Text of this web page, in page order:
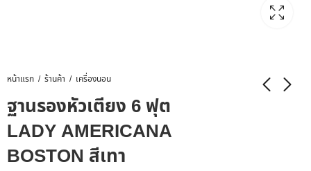
หน้าแรก ร้านค้า เครื่องนอน
ฐานรองหัวเตียง 6 ฟุต
LADY AMERICANA
BOSTON สีเทา